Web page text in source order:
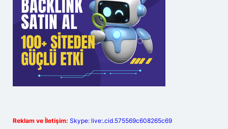
Reklam ve İletişim: Skype: live:.cid.575569c608265c69